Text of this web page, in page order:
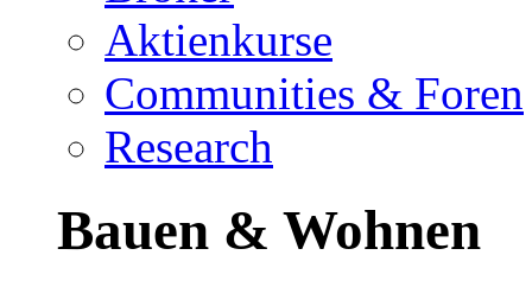
Aktienkurse
Communities & Foren
Research
Bauen & Wohnen